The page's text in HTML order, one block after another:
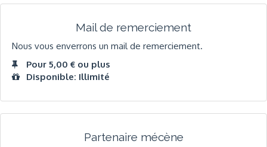
Mail de remerciement
Nous vous enverrons un mail de remerciement.
Pour 5,00 € ou plus
Disponible: Illimité
Partenaire mécène